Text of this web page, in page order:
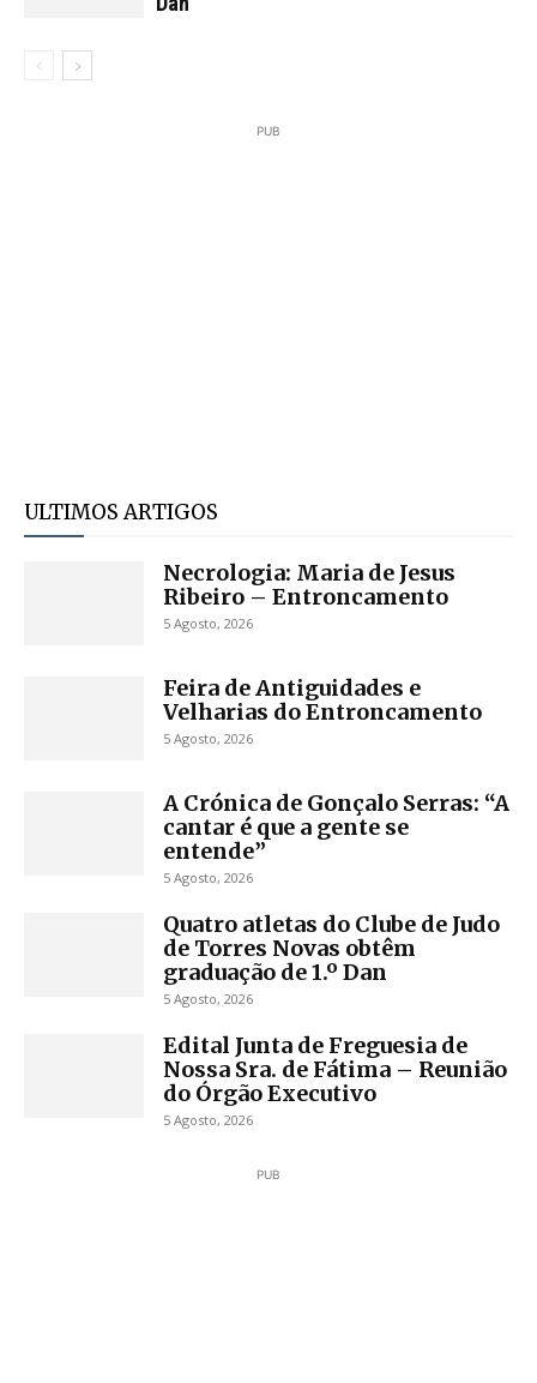
PUB
ULTIMOS ARTIGOS
Necrologia: Maria de Jesus
Ribeiro – Entroncamento
5 Agosto, 2026
Feira de Antiguidades e
Velharias do Entroncamento
5 Agosto, 2026
A Crónica de Gonçalo Serras: “A
cantar é que a gente se
entende”
5 Agosto, 2026
Quatro atletas do Clube de Judo
de Torres Novas obtêm
graduação de 1.º Dan
5 Agosto, 2026
Edital Junta de Freguesia de
Nossa Sra. de Fátima – Reunião
do Órgão Executivo
5 Agosto, 2026
PUB